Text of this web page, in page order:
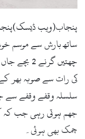
پنجاب(ویب
ساتھ بارش سے موسم
کی رات سے صوبہ بھر کے
سلسلہ وقفے وقفے سے
جھم ہوتی رہی جب کہ
چمک بھی ہوئی۔